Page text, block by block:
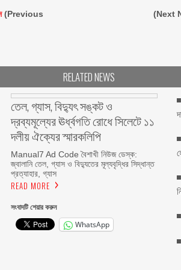
(Previous
(Next
RELATED NEWS
তেল, গ্যাস, বিদ্যুৎ সঙ্কট ও
দ্রব্যমূল্যের ঊর্ধ্বগতি রোধে সিলেটে ১১
দলীয় ঐক্যের স্মারকলিপি
Manual7 Ad Code বৈশাখী নিউজ ডেস্ক:
জ্বালানি তেল, গ্যাস ও বিদ্যুতের মূল্যবৃদ্ধির সিদ্ধান্ত
প্রত্যাহার, গ্যাস
READ MORE
সংবাদটি শেয়ার করুন
WhatsApp